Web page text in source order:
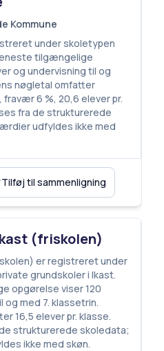
Kommune
under skoletypen
tilgængelige
og undervisning til og
nøgletal omfatter
6 %, 20,6 elever pr.
fra de strukturerede
udfyldes ikke med
Tilføj til sammenligning
(friskolen)
er registreret under
grundskoler i Ikast.
opgørelse viser 120
med 7. klassetrin.
16,5 elever pr. klasse.
strukturerede skoledata;
ikke med skøn.